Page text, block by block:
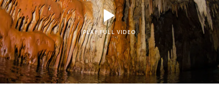
PLAY FULL VIDEO